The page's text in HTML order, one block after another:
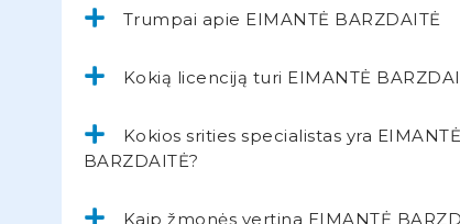
Trumpai apie EIMANTĖ BARZDAITĖ
Kokią licenciją turi EIMANTĖ
Kokios srities specialistas yra EIMANTĖ
BARZDAITĖ?
Kaip žmonės vertina EIMANTĖ